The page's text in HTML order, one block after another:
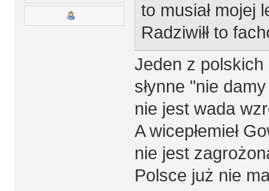
to musiał mojej
Radziwiłł to
Jeden z polskich
słynne "nie
nie jest wada
A wicepłemieł
nie jest
Polsce już nie